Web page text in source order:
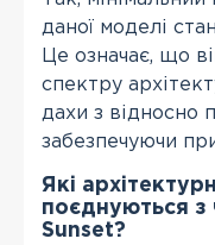
даної моделі
Це означає, що
спектру
дахи з відносно
забезпечуючи
Які
поєднуються з
Sunset?